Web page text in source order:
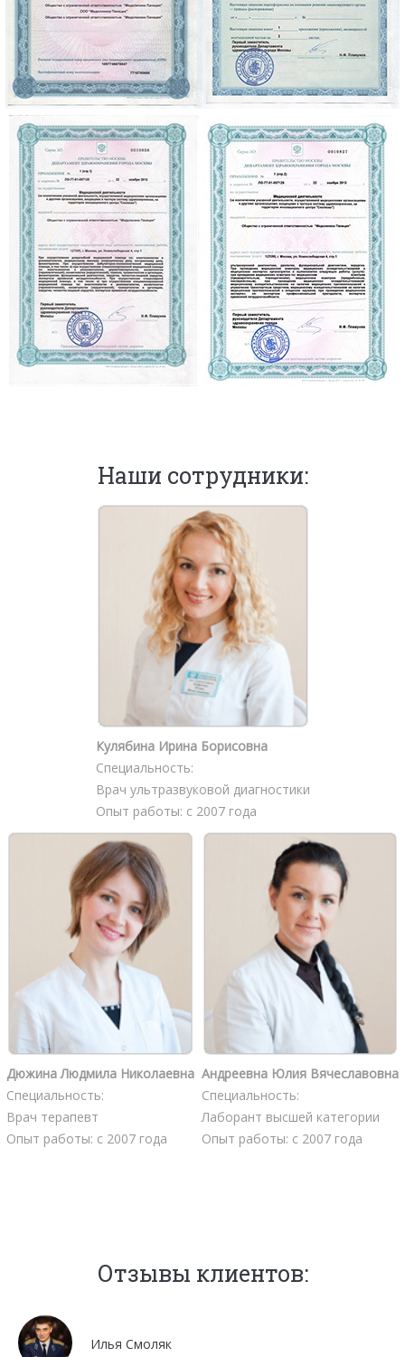
Наши сотрудники:
Кулябина Ирина Борисовна
Специальность:
Врач ультразвуковой диагностики
Опыт работы: с 2007 года
Дюжина Людмила Николаевна
Специальность:
Врач терапевт
Опыт работы: с 2007 года
Андреевна Юлия Вячеславовна
Специальность:
Лаборант высшей категории
Опыт работы: с 2007 года
Отзывы клиентов:
Илья Смоляк